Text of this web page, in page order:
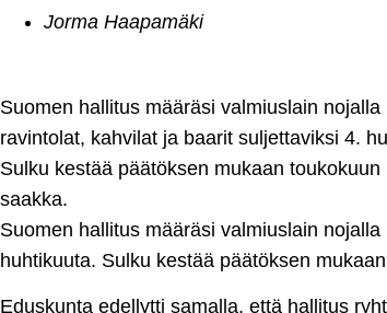
Jorma Haapamäki
Suomen hallitus määräsi valmiuslain nojalla
ravintolat, kahvilat ja baarit suljettaviksi 4.
Sulku kestää päätöksen mukaan toukokuun
saakka.
Suomen hallitus määräsi valmiuslain
huhtikuuta. Sulku kestää päätöksen
Eduskunta edellytti samalla, että hallitus